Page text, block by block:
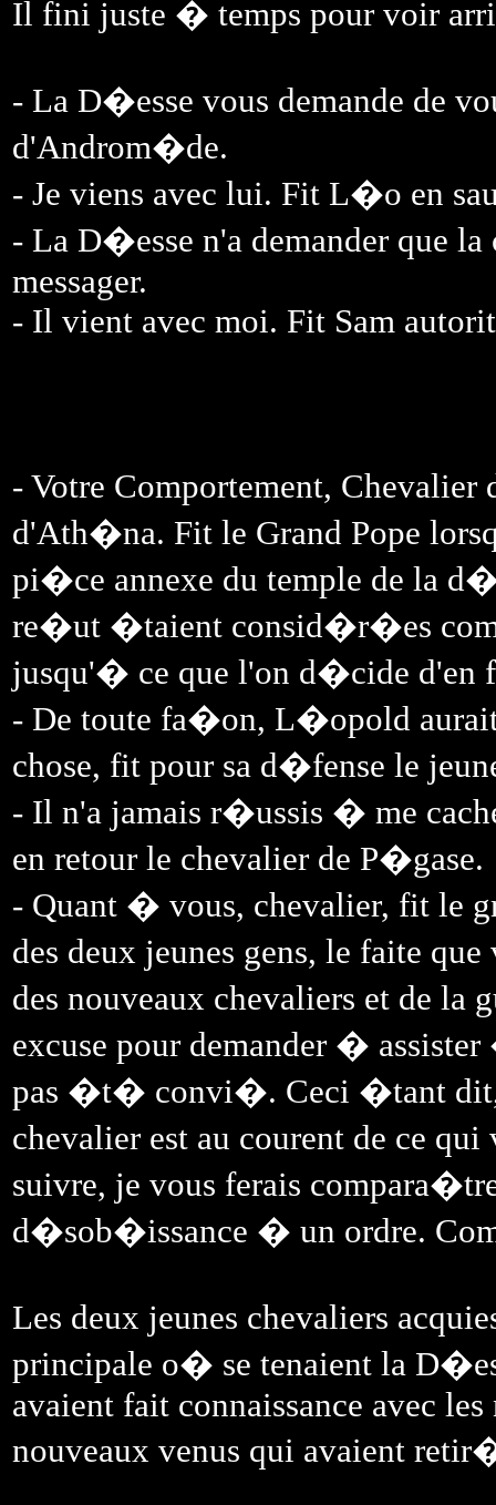
Il fini juste � temps pour voir
- La D�esse vous demande de
d'Androm�de.
- Je viens avec lui. Fit L�o en
- La D�esse n'a demander que
messager.
- Il vient avec moi. Fit Sam
- Votre Comportement,
d'Ath�na. Fit le Grand Pope
pi�ce annexe du temple de la
re�ut �taient consid�r�es
jusqu'� ce que l'on d�cide d'en
- De toute fa�on, L�opold
chose, fit pour sa d�fense le
- Il n'a jamais r�ussis � me
en retour le chevalier de P�gase.
- Quant � vous, chevalier, fit le
des deux jeunes gens, le faite
des nouveaux chevaliers et de la
excuse pour demander �
pas �t� convi�. Ceci �tant dit,
chevalier est au courent de ce
suivre, je vous ferais
d�sob�issance � un ordre.
Les deux jeunes chevaliers
principale o� se tenaient la
avaient fait connaissance avec
nouveaux venus qui avaient